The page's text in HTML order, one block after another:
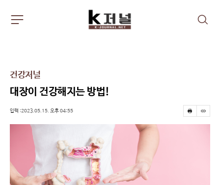
검
주
뉴
펼
치
건강저널
대장이 건강해지는 방법!
프
린
스
크
입력 :2023.05.15. 오후 04:55